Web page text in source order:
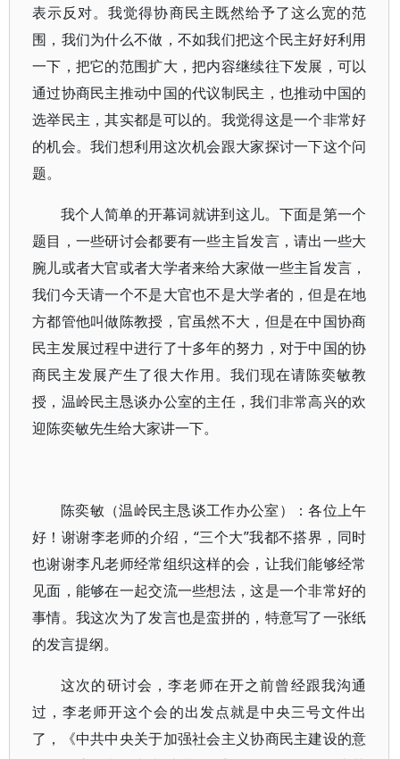
表示反对。我觉得协商民主既然给予了这么宽的范
围，我们为什么不做，不如我们把这个民主好好利用
一下，把它的范围扩大，把内容继续往下发展，可以
通过协商民主推动中国的代议制民主，也推动中国的
选举民主，其实都是可以的。我觉得这是一个非常好
的机会。我们想利用这次机会跟大家探讨一下这个问
题。
我个人简单的开幕词就讲到这儿。下面是第一个
题目，一些研讨会都要有一些主旨发言，请出一些大
腕儿或者大官或者大学者来给大家做一些主旨发言，
我们今天请一个不是大官也不是大学者的，但是在地
方都管他叫做陈教授，官虽然不大，但是在中国协商
民主发展过程中进行了十多年的努力，对于中国的协
商民主发展产生了很大作用。我们现在请陈奕敏教
授，温岭民主恳谈办公室的主任，我们非常高兴的欢
迎陈奕敏先生给大家讲一下。
陈奕敏（温岭民主恳谈工作办公室）：各位上午
好！谢谢李老师的介绍，“三个大”我都不搭界，同时
也谢谢李凡老师经常组织这样的会，让我们能够经常
见面，能够在一起交流一些想法，这是一个非常好的
事情。我这次为了发言也是蛮拼的，特意写了一张纸
的发言提纲。
这次的研讨会，李老师在开之前曾经跟我沟通
过，李老师开这个会的出发点就是中央三号文件出
了，《中共中央关于加强社会主义协商民主建设的意